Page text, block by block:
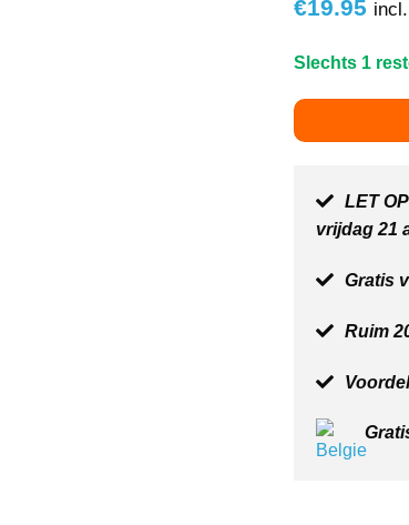
€19.95
Slechts 1
LET
vrijdag 21
Gratis
Ruim